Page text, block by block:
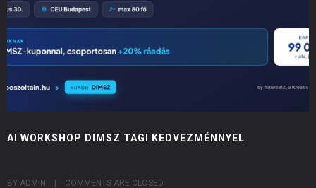
AI WORKSHOP DIMSZ TAGI KEDVEZMÉNNYEL
BY ADMIN    | COMMENTS ARE CLOSED